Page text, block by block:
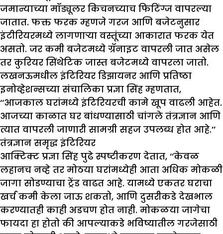
जमान्याच्या मॉड्यूलर किचनच्याच फिटिंग्ज वापरल्या
जातात. फक्त फरक म्हणजे गरज आणि बजेटनुसार
इंटीरियरमध्ये लागणाऱ्या वस्तूंच्या आकारात फरक येत
असतो. जर कमी बजेटमध्ये ग्रॅनाइट वापरली जात असेल
तर कुरियर सिंथेटिक जास्त बजेटमध्ये वापरला जातो.
लखनऊमधील इंटिरियर डिझायनर आणि प्रतिष्ठा
इनोव्हेशन्सच्या संचालिका प्रज्ञा सिंह म्हणतात,
‘‘आजकाल घरांमध्ये इंटिरियरची कामे खूप वाढली आहेत.
आजच्या काळात घर बांधण्यासाठी चांगले तंत्रज्ञान आणि
त्यात वापरली जाणारी सामग्री सहज उपलब्ध होत आहे.’’
तंत्रज्ञान समृद्ध इंटिरियर
आक्टिक्ट प्रज्ञा सिंह पुढे स्पष्टीकरण देतात, ‘‘केवळ
लहानच नव्हे तर मोठया घरांमध्येही आता अधिक मोकळी
जागा सोडण्याचा ट्रेंड वाढत आहे. यामध्ये एकतर घराचा
खर्च कमी केला जाऊ शकतो, आणि दुसरीकडे देखभाल
करण्यातही काही अडचण होत नाही. मोकळया जागेचा
फायदा हा होतो की आपल्याकडे भविष्यातील गरजेसाठी